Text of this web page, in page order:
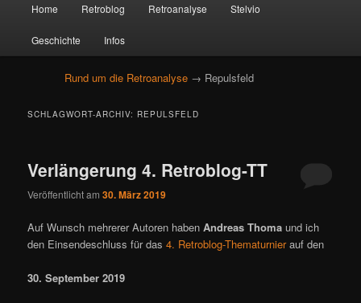
Zum
primären
Inhalt
springen
Zum
sekundären
Inhalt
springen
Home Retroblog Retroanalyse Stelvio
Geschichte Infos
Rund um die Retroanalyse → Repulsfeld
SCHLAGWORT-ARCHIV: REPULSFELD
Verlängerung 4. Retroblog-TT
Veröffentlicht am30. März 2019
Auf Wunsch mehrerer Autoren habenAndreas Thoma und ich
den Einsendeschluss für das4. Retroblog-Thematurnierauf den
30. September 2019